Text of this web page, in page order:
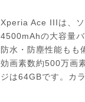
Xperia Ace IIIは、ソ
4500mAhの大容量
防水・防塵性能もも
効画素数約500万画
ジは64GBです。カ